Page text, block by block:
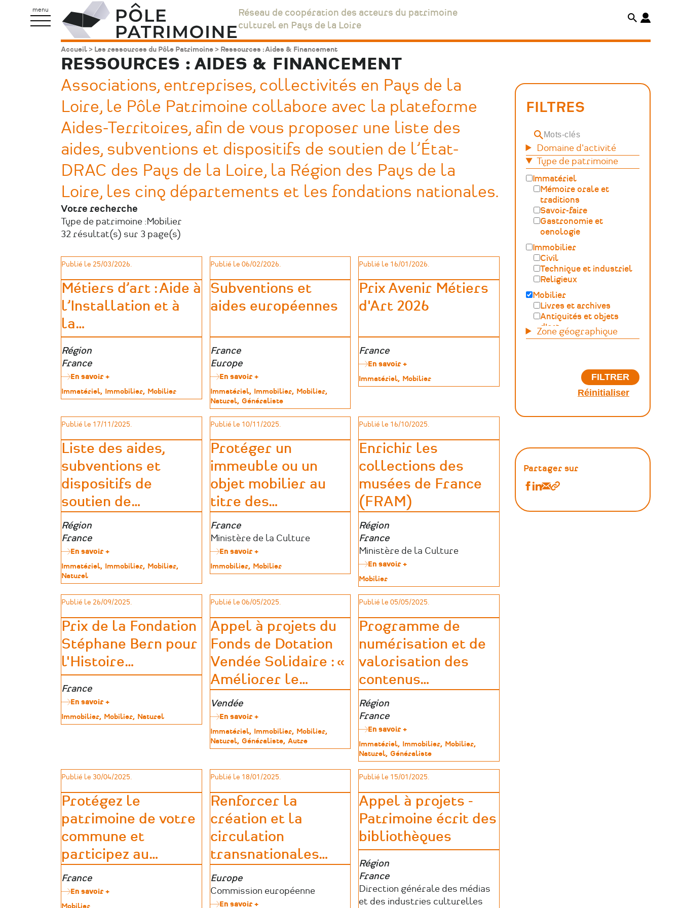
menu
Pôle
Patrimoine
Réseau de coopération des acteurs du patrimoine
culturel en Pays de la Loire
Fil
d'Ariane
Accueil Les ressources du Pôle Patrimoine Ressources : Aides & Financement
RESSOURCES : AIDES & FINANCEMENT
Associations, entreprises, collectivités en Pays de la
Loire, le Pôle Patrimoine collabore avec la plateforme
Aides-Territoires, afin de vous proposer une liste des
aides, subventions et dispositifs de soutien de l’État-
DRAC des Pays de la Loire, la Région des Pays de la
Loire, les cinq départements et les fondations nationales.
Votre recherche
Type de patrimoine :Mobilier
32 résultat(s) sur 3 page(s)
Publié le 25/03/2026.
Métiers d’art : Aide à
l’Installation et à
la…
Zone
géographique
Région
France
En savoir +
Métiers
d’art
Aide
à
et
à
la
Modernisation
des
(AIMA)
Type
de
Immatériel Immobilier Mobilier
Publié le 06/02/2026.
Subventions et
aides européennes
Zone
géographique
France
Europe
En savoir +sur
Subventions
et
aides
européennes
Type
de
patrimoine
Immatériel Immobilier
Mobilier
Naturel
Généraliste
Publié le 16/01/2026.
Prix Avenir Métiers
d'Art 2026
Zone
géographique
France
En savoir +
Prix
Avenir
Type
de
Immatériel Mobilier
Publié le 17/11/2025.
Liste des aides,
subventions et
dispositifs de
soutien de…
Zone
géographique
Région
France
En savoir +
Liste
des
et
de
soutien
l'Etat-
Drac
Type
de
patrimoine
Immatériel Immobilier
Mobilier
Naturel
Publié le 10/11/2025.
Protéger un
immeuble ou un
objet mobilier au
titre des…
Zone
géographique
France
Porteurs
d’aides
Ministère de la Culture
En savoir +sur
Protéger
un
un
mobilier
au
titre
des
monuments
historiques
Type
de
Immobilier Mobilier
Publié le 16/10/2025.
Enrichir les
collections des
musées de France
(FRAM)
Zone
géographique
Région
France
Porteurs
d’aides
Ministère de la Culture
En savoir +
collections
des
de
France
(FRAM)
Type
de
patrimoine
Mobilier
Publié le 26/09/2025.
Prix de la Fondation
Stéphane Bern pour
l'Histoire…
Zone
géographique
France
En savoir +
Prix
de
pour
l'Histoire
le
Patrimoine
2026
Type
de
Immobilier Mobilier Naturel
Publié le 06/05/2025.
Appel à projets du
Fonds de Dotation
Vendée Solidaire : «
Améliorer le…
Zone
géographique
Vendée
En savoir +sur
Appel
à
projets
de
Vendée
Solidaire
«
Améliorer
le
cadre
de
nos
Type
de
patrimoine
Immatériel Immobilier
Mobilier
Naturel
Généraliste Autre
Publié le 05/05/2025.
Programme de
numérisation et de
valorisation des
contenus…
Zone
géographique
Région
France
En savoir +
Programme
de
numérisation
et
de
des
contenus
culturels
(PNV)
Type
de
patrimoine
Immatériel Immobilier
Mobilier
Naturel Généraliste
Publié le 30/04/2025.
Protégez le
patrimoine de votre
commune et
participez au…
Zone
géographique
France
En savoir +
Type
Mobilier
Publié le 18/01/2025.
Renforcer la
création et la
circulation
transnationales…
Zone
géographique
Europe
Porteurs
d’aides
Commission européenne
En savoir +sur
Publié le 15/01/2025.
Appel à projets -
Patrimoine écrit des
bibliothèques
Zone
géographique
Région
France
Porteurs
d’aides
Direction générale des médias
et des industries culturelles
FILTRES
Mots-
clésDomaine d'activité
Type de patrimoine
Immatériel
Mémoire orale et
traditions
Savoir-faire
Gastronomie et
oenologie
Immobilier
Civil
Technique et industriel
Religieux
Mobilier
Livres et archives
Antiquités et objets
d'art
Scientifique et technique
Maritime, fluvial et
Paysage, forêt,
Zone géographique
Partager sur
Partager
Partager
Partager
Copier